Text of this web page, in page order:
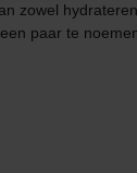
zowel
paar te